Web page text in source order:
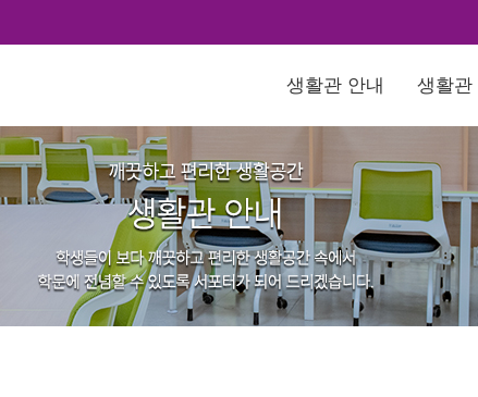
생활관 안내 생활관